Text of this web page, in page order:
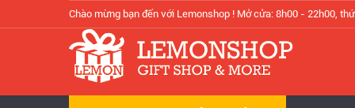
Chào mừng bạn đến với Lemonshop ! Mở cửa: 8h00 - 22h00,